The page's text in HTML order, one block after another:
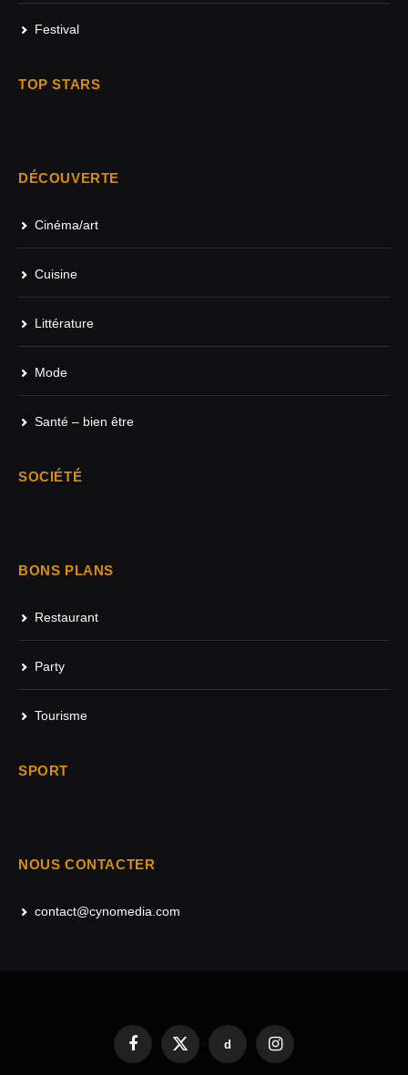
Festival
TOP STARS
DÉCOUVERTE
Cinéma/art
Cuisine
Littérature
Mode
Santé – bien être
SOCIÉTÉ
BONS PLANS
Restaurant
Party
Tourisme
SPORT
NOUS CONTACTER
contact@cynomedia.com
FacebookX
d
Instagram